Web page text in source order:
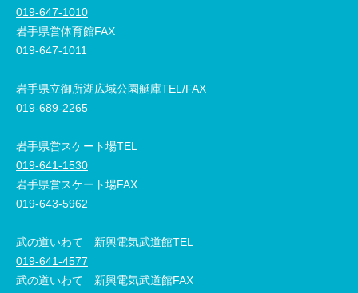
019-647-1010
岩手県営体育館FAX
019-647-1011
岩手県立御所湖広域公園艇庫TEL/FAX
019-689-2265
岩手県営スケート場TEL
019-641-1530
岩手県営スケート場FAX
019-643-5962
武の道いわて 新興電気武道館TEL
019-641-4577
武の道いわて 新興電気武道館FAX